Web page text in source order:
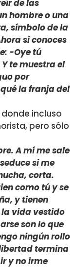
de las
hombre o una
símbolo de la
si conoces
-Oye tú
te muestra el
por
la franja del
incluso
pero sólo
A mí me sale
si me
corta.
como tú y se
y tienen
la vida vestido
son lo que
ningún rollo
termina
y no irme